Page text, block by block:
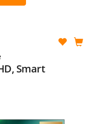
Smart